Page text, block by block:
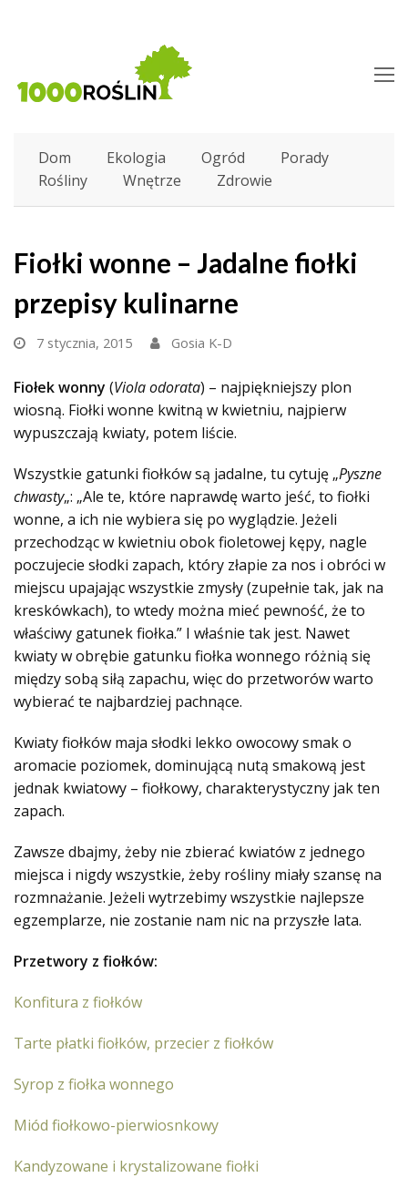
Dom Ekologia Ogród
Porady
Rośliny
Wnętrze Zdrowie
Fiołki wonne – Jadalne fiołki
przepisy kulinarne
7 stycznia, 2015 Gosia K-D
Fiołek wonny (Viola odorata) – najpiękniejszy plon
wiosną. Fiołki wonne kwitną w kwietniu, najpierw
wypuszczają kwiaty, potem liście.
Wszystkie gatunki fiołków są jadalne, tu cytuję „Pyszne
chwasty„: „Ale te, które naprawdę warto jeść, to fiołki
wonne, a ich nie wybiera się po wyglądzie. Jeżeli
przechodząc w kwietniu obok fioletowej kępy, nagle
poczujecie słodki zapach, który złapie za nos i obróci w
miejscu upajając wszystkie zmysły (zupełnie tak, jak na
kreskówkach), to wtedy można mieć pewność, że to
właściwy gatunek fiołka.” I właśnie tak jest. Nawet
kwiaty w obrębie gatunku fiołka wonnego różnią się
między sobą siłą zapachu, więc do przetworów warto
wybierać te najbardziej pachnące.
Kwiaty fiołków maja słodki lekko owocowy smak o
aromacie poziomek, dominującą nutą smakową jest
jednak kwiatowy – fiołkowy, charakterystyczny jak ten
zapach.
Zawsze dbajmy, żeby nie zbierać kwiatów z jednego
miejsca i nigdy wszystkie, żeby rośliny miały szansę na
rozmnażanie. Jeżeli wytrzebimy wszystkie najlepsze
egzemplarze, nie zostanie nam nic na przyszłe lata.
Przetwory z fiołków:
Konfitura z fiołków
Tarte płatki fiołków, przecier z fiołków
Syrop z fiołka wonnego
Miód fiołkowo-pierwiosnkowy
Kandyzowane i krystalizowane fiołki